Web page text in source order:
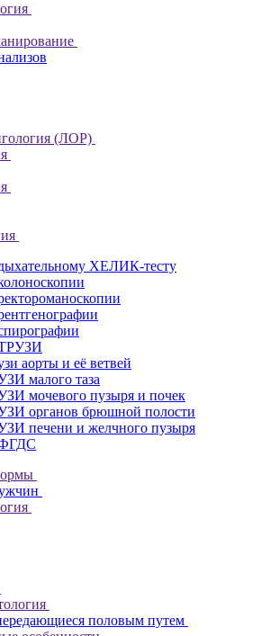
(ЛОР)
ХЕЛИК-тесту
аорты и её ветвей
малого таза
мочевого пузыря и почек
органов брюшной полости
печени и желчного пузыря
ФГДС
половым путем